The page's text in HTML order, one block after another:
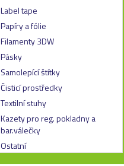
Label tape
Papíry a fólie
Filamenty 3DW
Pásky
Samolepící štítky
Čisticí prostředky
Textilní stuhy
Kazety pro reg. pokladny a
bar.válečky
Ostatní